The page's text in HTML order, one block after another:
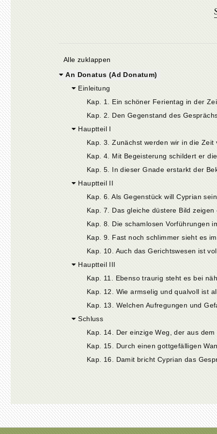
Alle zuklappen
An Donatus (Ad Donatum)
Einleitung
Hauptteil I
Hauptteil II
Kap. 9. Fast noch schlimmer sieht es
Kap. 10. Auch das Gerichtswesen ist
Hauptteil III
Kap. 12. Wie armselig und qualvoll ist
Kap. 13. Welchen Aufregungen und
Schluss